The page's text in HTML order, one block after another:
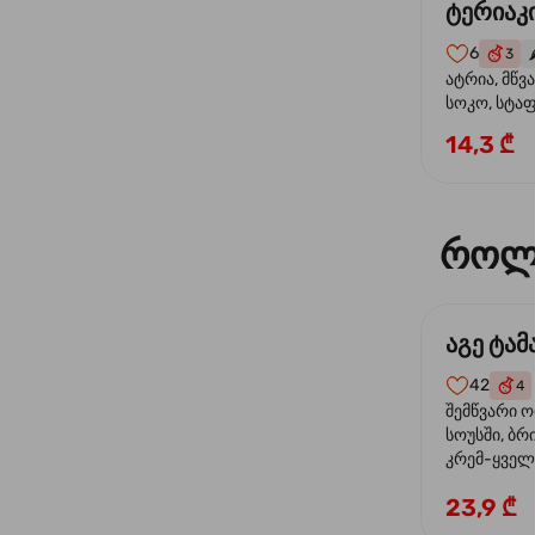
6 3
ატრია,
სოკო,
ტერიაკის
14,3 ₾
აგე
42 4
შემწვარი
სოუსში,
კრემ-
23,9 ₾